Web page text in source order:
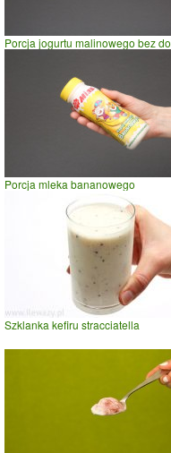
Porcja jogurtu malinowego bez
Porcja mleka bananowego
Szklanka kefiru stracciatella